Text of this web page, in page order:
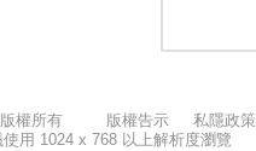
權所有 版權告示 私隱政策
用 1024 x 768 以上解析度瀏覽